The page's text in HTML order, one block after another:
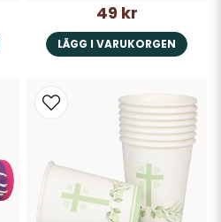
49 kr
LÄGG I VARUKORGEN